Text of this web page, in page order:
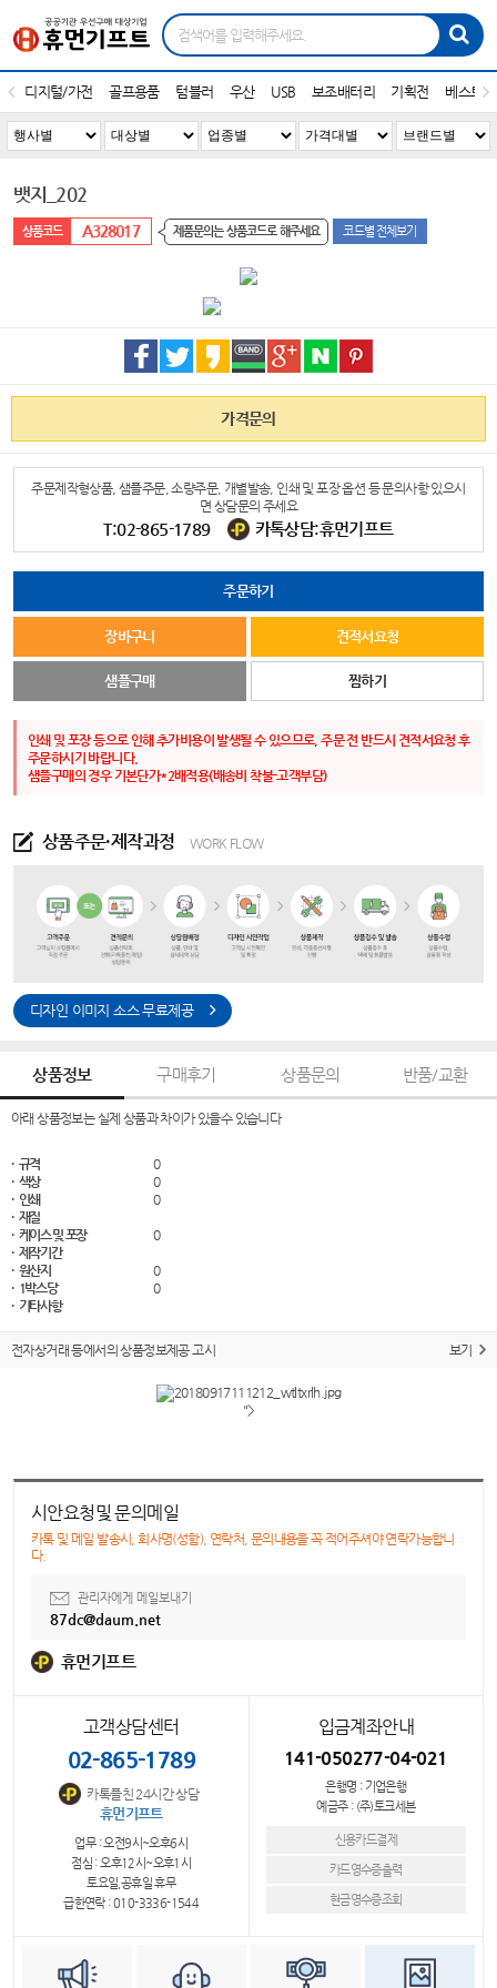
디지털/가전 골프용품 텀블러 우산 USB 보조배터리 기획전 베스트
뱃지_202
A328017 제품문의는 상품코드로 해주세요 코드별 전체보기
가격문의
주문제작형상품, 샘플주문, 소량주문, 개별발송, 인쇄 및 포장 옵션 등 문의사항 있으시
면 상담문의 주세요
T:02-865-1789 카톡상담:휴먼기프트
주문하기
장바구니 견적서요청
샘플구매 찜하기
인쇄 및 포장 등으로 인해 추가비용이 발생될 수 있으므로, 주문 전 반드시 견적서요청 후
주문하시기 바랍니다.
샘플구매의 경우 기본단가*2배적용(배송비 착불-고객부담)
상품주문·제작과정 WORK FLOW
디자인 이미지 소스 무료제공
상품정보 구매후기 상품문의 반품/교환
아래 상품정보는 실제 상품과 차이가 있을수 있습니다
· 규격
0
· 색상
0
· 인쇄
0
· 재질
· 케이스 및 포장
0
· 제작기간
· 원산지
0
· 1박스당
0
· 기타사항
전자상거래 등에서의 상품정보제공 고시 보기
">
시안요청및 문의메일
카톡 및 메일 발송시, 회사명(성함), 연락처, 문의내용을 꼭 적어주셔야 연락가능합니
다.
관리자에게 메일보내기
87dc@daum.net
휴먼기프트
고객상담센터
02-865-1789
카톡플친 24시간 상담
휴먼기프트
업무 : 오전9시~오후6시
점심 : 오후12시~오후1시
토요일,공휴일 휴무
급한연락 : 010-3336-1544
입금계좌안내
141-050277-04-021
은행명 : 기업은행
예금주 : (주)토크세븐
신용카드결제
카드영수증출력
현금영수증조회